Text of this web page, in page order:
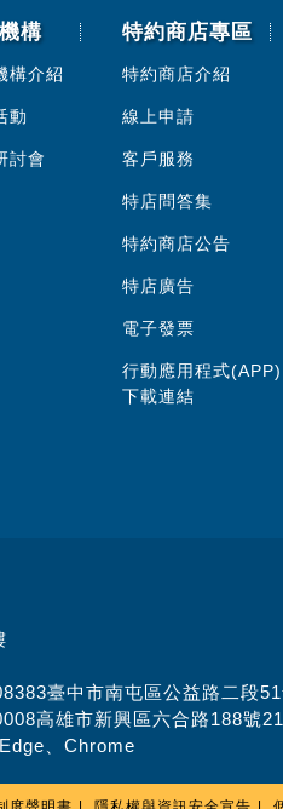
構
構介紹
動
討會
特約商店專區
特約商店介紹
線上申請
客戶服務
特店問答集
特約商店公告
特店廣告
電子發票
行動應用程式(APP)
下載連結
臺中市南屯區公益路二段
高雄市新興區六合路188號
、Chrome